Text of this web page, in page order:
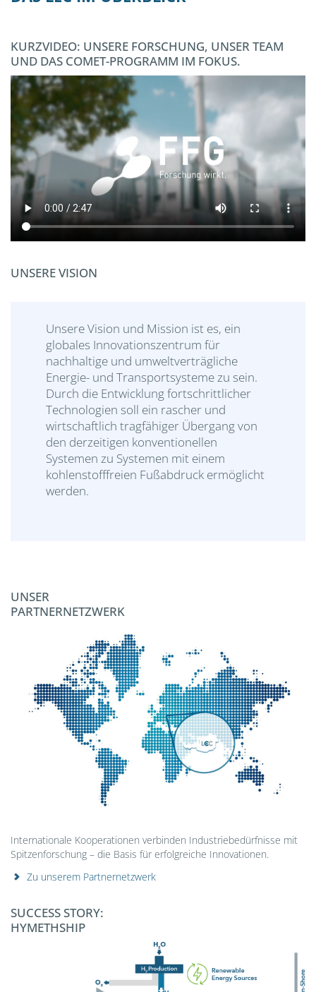
KURZVIDEO: UNSERE FORSCHUNG, UNSER TEAM
UND DAS COMET-PROGRAMM IM FOKUS.
UNSERE VISION
Unsere Vision und Mission ist es, ein
globales Innovationszentrum für
nachhaltige und umweltverträgliche
Energie- und Transportsysteme zu sein.
Durch die Entwicklung fortschrittlicher
Technologien soll ein rascher und
wirtschaftlich tragfähiger Übergang von
den derzeitigen konventionellen
Systemen zu Systemen mit einem
kohlenstofffreien Fußabdruck ermöglicht
werden.
UNSER
PARTNERNETZWERK
Internationale Kooperationen verbinden Industriebedürfnisse mit
Spitzenforschung – die Basis für erfolgreiche Innovationen.
Zu unserem Partnernetzwerk
SUCCESS STORY:
HYMETHSHIP